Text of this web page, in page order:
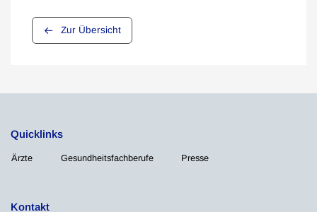
Zur Übersicht
Quicklinks
Ärzte Gesundheitsfachberufe Presse
Kontakt